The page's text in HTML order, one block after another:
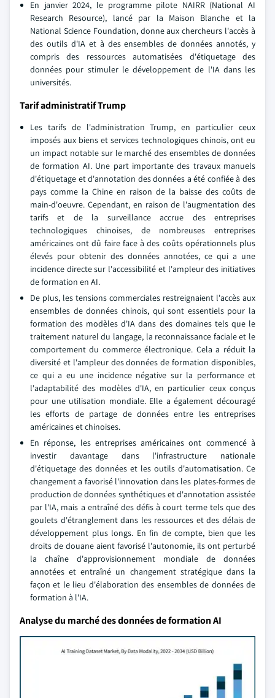
En janvier 2024, le programme pilote NAIRR (National AI
Research Resource), lancé par la Maison Blanche et la
National Science Foundation, donne aux chercheurs l'accès à
des outils d'IA et à des ensembles de données annotés, y
compris des ressources automatisées d'étiquetage des
données pour stimuler le développement de l'IA dans les
universités.
Tarif administratif Trump
Les tarifs de l'administration Trump, en particulier ceux
imposés aux biens et services technologiques chinois, ont eu
un impact notable sur le marché des ensembles de données
de formation AI. Une part importante des travaux manuels
d'étiquetage et d'annotation des données a été confiée à des
pays comme la Chine en raison de la baisse des coûts de
main-d'oeuvre. Cependant, en raison de l'augmentation des
tarifs et de la surveillance accrue des entreprises
technologiques chinoises, de nombreuses entreprises
américaines ont dû faire face à des coûts opérationnels plus
élevés pour obtenir des données annotées, ce qui a une
incidence directe sur l'accessibilité et l'ampleur des initiatives
de formation en AI.
De plus, les tensions commerciales restreignaient l'accès aux
ensembles de données chinois, qui sont essentiels pour la
formation des modèles d'IA dans des domaines tels que le
traitement naturel du langage, la reconnaissance faciale et le
comportement du commerce électronique. Cela a réduit la
diversité et l'ampleur des données de formation disponibles,
ce qui a eu une incidence négative sur la performance et
l'adaptabilité des modèles d'IA, en particulier ceux conçus
pour une utilisation mondiale. Elle a également découragé
les efforts de partage de données entre les entreprises
américaines et chinoises.
En réponse, les entreprises américaines ont commencé à
investir davantage dans l'infrastructure nationale
d'étiquetage des données et les outils d'automatisation. Ce
changement a favorisé l'innovation dans les plates-formes de
production de données synthétiques et d'annotation assistée
par l'IA, mais a entraîné des défis à court terme tels que des
goulets d'étranglement dans les ressources et des délais de
développement plus longs. En fin de compte, bien que les
droits de douane aient favorisé l'autonomie, ils ont perturbé
la chaîne d'approvisionnement mondiale de données
annotées et entraîné un changement stratégique dans la
façon et le lieu d'élaboration des ensembles de données de
formation à l'IA.
Analyse du marché des données de formation AI